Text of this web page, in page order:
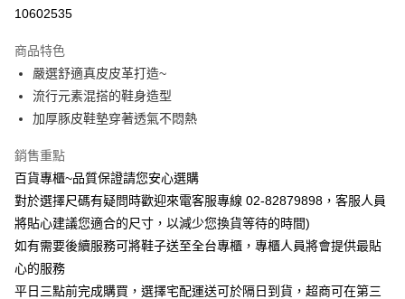
宅配
每筆NT$90，滿NT$1,000(含以上)免運費
10602535
商品特色
嚴選舒適真皮皮革打造~
流行元素混搭的鞋身造型
加厚豚皮鞋墊穿著透氣不悶熱
銷售重點
百貨專櫃~品質保證請您安心選購
對於選擇尺碼有疑問時歡迎來電客服專線 02-82879898，客服人員
將貼心建議您適合的尺寸，以減少您換貨等待的時間)
如有需要後續服務可將鞋子送至全台專櫃，專櫃人員將會提供最貼
心的服務
平日三點前完成購買，選擇宅配運送可於隔日到貨，超商可在第三